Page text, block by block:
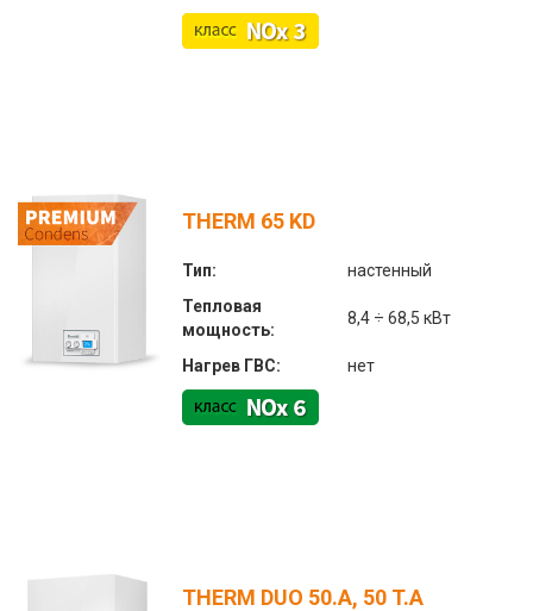
THERM 65 KD
Тип:
настенный
Тепловая
мощность:
8,4 ÷ 68,5 кВт
Нагрев ГВС: нет
THERM DUO 50.A, 50 T.A